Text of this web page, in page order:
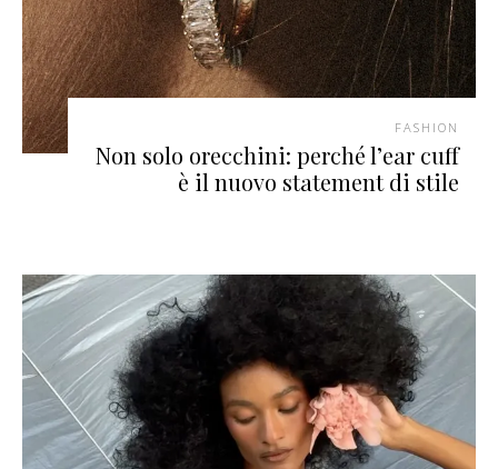
FASHION
Non solo orecchini: perché l’ear cuff
è il nuovo statement di stile